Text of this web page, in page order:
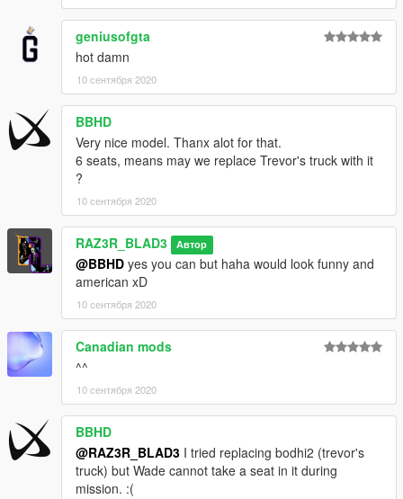
geniusofgta
hot damn
10 сентября 2020
BBHD
Very nice model. Thanx alot for that.
6 seats, means may we replace Trevor's truck with it
?
10 сентября 2020
RAZ3R_BLAD3 Автор
@BBHD yes you can but haha would look funny and
american xD
10 сентября 2020
Canadian mods
^^
10 сентября 2020
BBHD
@RAZ3R_BLAD3 I tried replacing bodhi2 (trevor's
truck) but Wade cannot take a seat in it during
mission. :(